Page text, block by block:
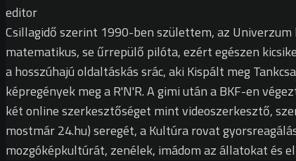
editor
Csillagidő szerint 1990-ben születtem, az
matematikus, se űrrepülő pilóta, ezért egészen
a hosszúhajú oldaltáskás srác, aki Kispált meg
képregények meg a R'N'R. A gimi után a BKF-en
két online szerkesztőséget mint videoszerkesztő,
mostmár 24.hu) seregét, a Kultúra rovat
mozgóképkultúrát, zenélek, imádom az állatokat és